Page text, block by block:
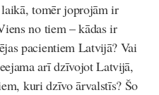
laikā, tomēr joprojām ir
no tiem – kādas ir
pacientiem Latvijā? Vai
arī dzīvojot Latvijā,
kuri dzīvo ārvalstīs? Šo